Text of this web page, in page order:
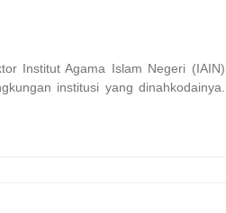
Institut Agama Islam Negeri (IAIN)
institusi yang dinahkodainya.